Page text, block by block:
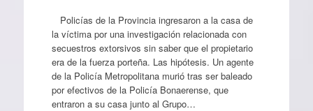
Policías de la Provincia ingresaron a la casa de
la víctima por una investigación relacionada con
secuestros extorsivos sin saber que el propietario
era de la fuerza porteña. Las hipótesis. Un agente
de la Policía Metropolitana murió tras ser baleado
por efectivos de la Policía Bonaerense, que
entraron a su casa junto al Grupo…